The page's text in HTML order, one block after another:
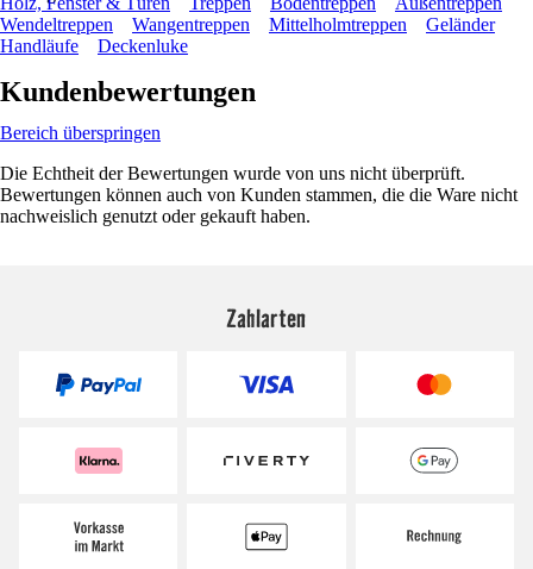
Wendeltreppen
Wangentreppen Mittelholmtreppen
Geländer
Handläufe
Deckenluke
Kundenbewertungen
Bereich überspringen
Die Echtheit der Bewertungen wurde von uns nicht überprüft.
Bewertungen können auch von Kunden stammen, die die Ware nicht
nachweislich genutzt oder gekauft haben.
Zahlarten